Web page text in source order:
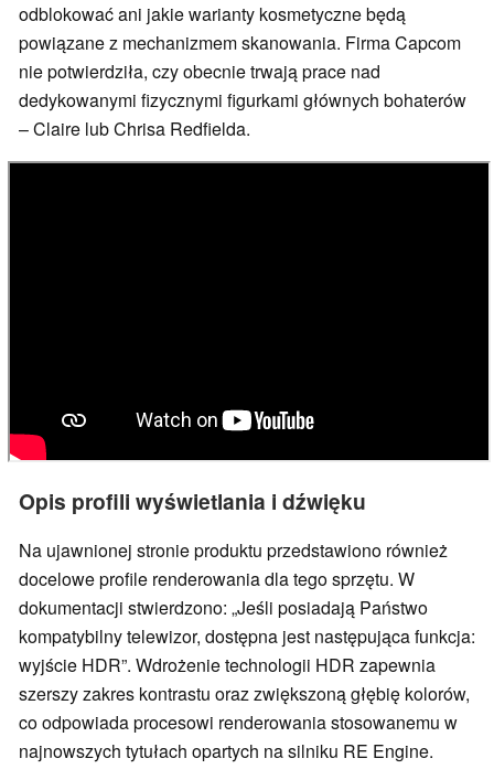
odblokować ani jakie warianty kosmetyczne będą
powiązane z mechanizmem skanowania. Firma Capcom
nie potwierdziła, czy obecnie trwają prace nad
dedykowanymi fizycznymi figurkami głównych bohaterów
– Claire lub Chrisa Redfielda.
Opis profili wyświetlania i dźwięku
Na ujawnionej stronie produktu przedstawiono również
docelowe profile renderowania dla tego sprzętu. W
dokumentacji stwierdzono: „Jeśli posiadają Państwo
kompatybilny telewizor, dostępna jest następująca funkcja:
wyjście HDR”. Wdrożenie technologii HDR zapewnia
szerszy zakres kontrastu oraz zwiększoną głębię kolorów,
co odpowiada procesowi renderowania stosowanemu w
najnowszych tytułach opartych na silniku RE Engine.